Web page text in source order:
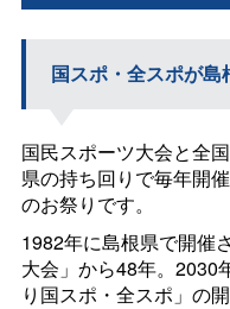
国スポ・全スポが島
国民スポーツ大会と全
県の持ち回りで毎年開
のお祭りです。
1982年に島根県で開催
大会」から48年。2030
り国スポ・全スポ」の